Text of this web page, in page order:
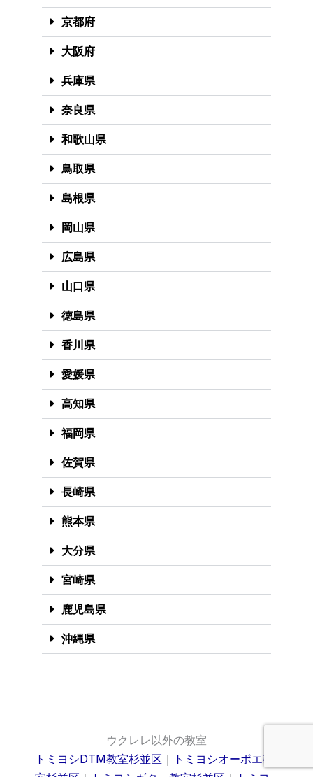
京都府
大阪府
兵庫県
奈良県
和歌山県
鳥取県
島根県
岡山県
広島県
山口県
徳島県
香川県
愛媛県
高知県
福岡県
佐賀県
長崎県
熊本県
大分県
宮崎県
鹿児島県
沖縄県
ウクレレ以外の教室
トミヨシDTM教室杉並区 ｜ トミヨシオーボエ教